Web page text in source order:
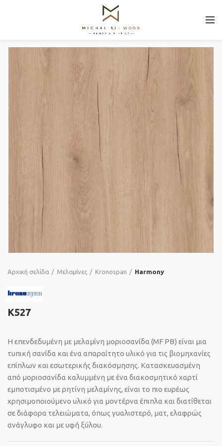
Αρχική σελίδα Μελαμίνες Kronospan Harmony
K527
Η επενδεδυμένη με μελαμίνη μοριοσανίδα (MF PB) είναι μια
τυπική σανίδα και ένα απαραίτητο υλικό για τις βιομηχανίες
επίπλων και εσωτερικής διακόσμησης. Κατασκευασμένη
από μοριοσανίδα καλυμμένη με ένα διακοσμητικό χαρτί
εμποτισμένο με ρητίνη μελαμίνης, είναι το πιο ευρέως
χρησιμοποιούμενο υλικό για μοντέρνα έπιπλα και διατίθεται
σε διάφορα τελειώματα, όπως γυαλιστερό, ματ, ελαφρώς
ανάγλυφο και με υφή ξύλου.